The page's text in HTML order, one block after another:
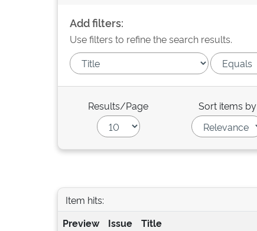
Add filters:
Use filters to refine the search results.
Results/Page Sort items by
Item hits:
Preview
Issue
Title